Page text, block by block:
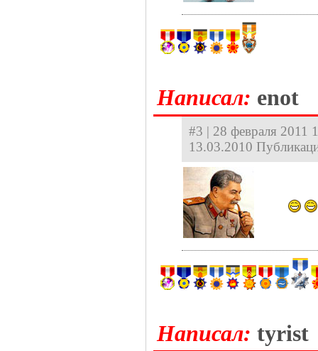
Hаписал: enot
#3 | 28 февраля 2011
13.03.2010
Hаписал: tyrist